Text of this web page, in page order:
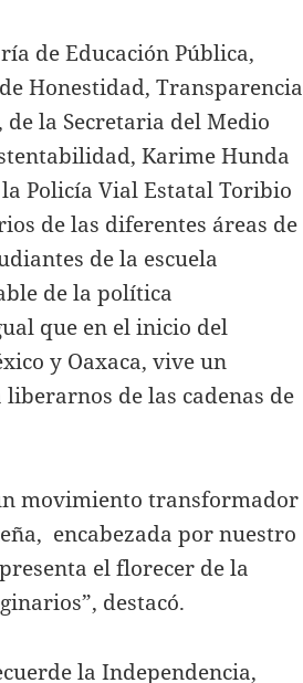
de Educación Pública,
Honestidad, Transparencia
de la Secretaria del Medio
Karime Hunda
Policía Vial Estatal Toribio
de las diferentes áreas de
de la escuela
de la política
que en el inicio del
y Oaxaca, vive un
de las cadenas de
movimiento transformador
encabezada por nuestro
el florecer de la
destacó.
la Independencia,